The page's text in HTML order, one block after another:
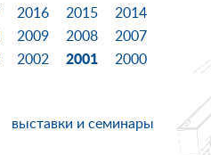
2016 2015
2014
2009 2008
2007
2002 2001
2000
выставки и семинары